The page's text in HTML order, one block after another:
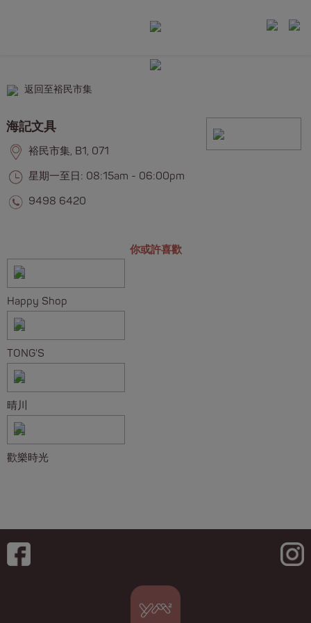
返回至裕民市集
海記文具
裕民市集, B1, 071
星期一至日: 08:15am - 06:00pm
9498 6420
你或許喜歡
Happy Shop
TONG'S
晴川
歡樂時光